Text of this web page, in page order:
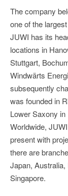
The company
one of the
JUWI has its
locations in
Stuttgart,
Windwärts
subsequently
was founded in
Lower Saxony in
Worldwide,
present with
there are
Japan, Australia,
Singapore.